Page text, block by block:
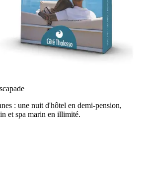
: une nuit d'hôtel en demi-pension,
et spa marin en illimité.